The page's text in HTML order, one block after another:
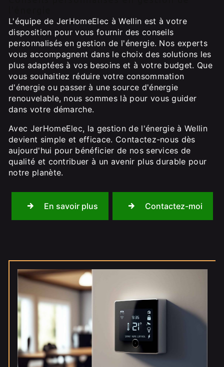
L'équipe de JerHomeElec à Wellin est à votre
disposition pour vous fournir des conseils
personnalisés en gestion de l'énergie. Nos experts
vous accompagnent dans le choix des solutions les
plus adaptées à vos besoins et à votre budget. Que
vous souhaitiez réduire votre consommation
d'énergie ou passer à une source d'énergie
renouvelable, nous sommes là pour vous guider
dans votre démarche.
Avec JerHomeElec, la gestion de l'énergie à Wellin
devient simple et efficace. Contactez-nous dès
aujourd'hui pour bénéficier de nos services de
qualité et contribuer à un avenir plus durable pour
notre planète.
En savoir plus Contactez-moi